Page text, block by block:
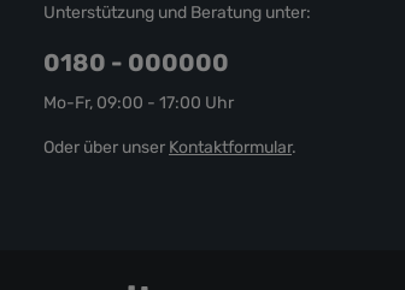
Unterstützung und Beratung unter:
0180 - 000000
Mo-Fr, 09:00 - 17:00 Uhr
Oder über unser Kontaktformular.